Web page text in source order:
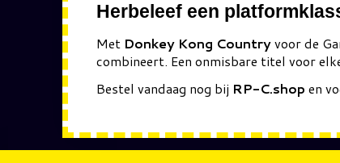
Herbeleef een
Met Donkey Kong Countryvoor de
combineert. Een onmisbare titel voor
Bestel vandaag nog bij RP-C.shop en